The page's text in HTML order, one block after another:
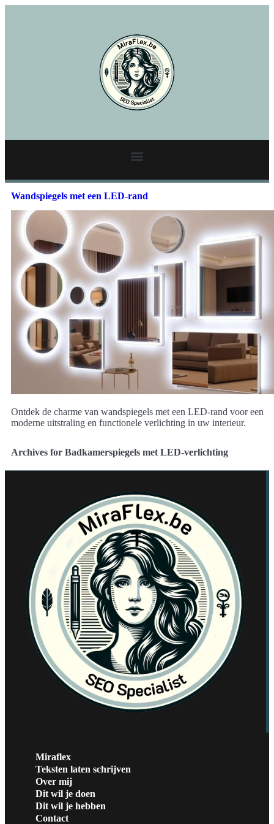
Wandspiegels met een LED-rand
Ontdek de charme van wandspiegels met een LED-rand voor een
moderne uitstraling en functionele verlichting in uw interieur.
Archives for Badkamerspiegels met LED-verlichting
Miraflex
Teksten laten schrijven
Over mij
Dit wil je doen
Dit wil je hebben
Contact